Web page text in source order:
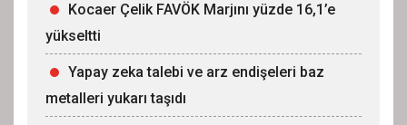
Kocaer Çelik FAVÖK Marjını yüzde 16,1’e
yükseltti
Yapay zeka talebi ve arz endişeleri baz
metalleri yukarı taşıdı